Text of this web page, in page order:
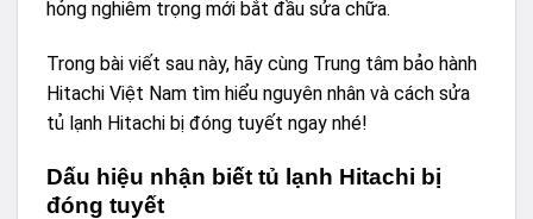
hỏng nghiêm trọng mới bắt đầu sửa chữa.
Trong bài viết sau này, hãy cùng Trung tâm bảo hành
Hitachi Việt Nam tìm hiểu nguyên nhân và cách sửa
tủ lạnh Hitachi bị đóng tuyết ngay nhé!
Dấu hiệu nhận biết tủ lạnh Hitachi bị
đóng tuyết